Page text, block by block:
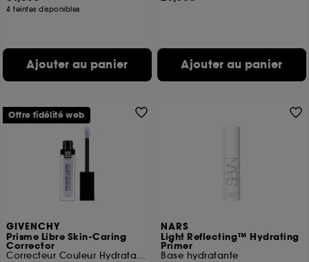
4 teintes disponibles
Ajouter au panier Ajouter au panier
GIVENCHY
Prisme Libre Skin-Caring
Corrector
Correcteur Couleur Hydratation 24H
Offre fidélité web
NARS
Light Reflecting™ Hydrating
Primer
Base hydratante